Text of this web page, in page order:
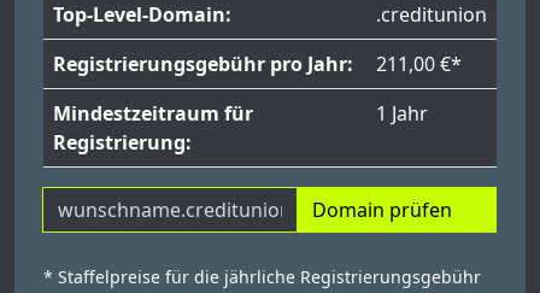
Top-Level-Domain:
.creditunion
Registrierungsgebühr pro Jahr:
211,00 €*
Mindestzeitraum für
Registrierung:
1 Jahr
Domain prüfen
* Staffelpreise für die jährliche Registrierungsgebühr